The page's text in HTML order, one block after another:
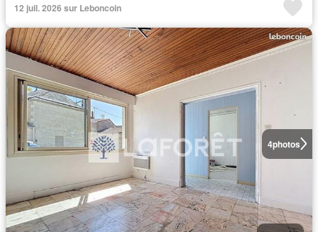
12 juil. 2026 sur Leboncoin
4photos